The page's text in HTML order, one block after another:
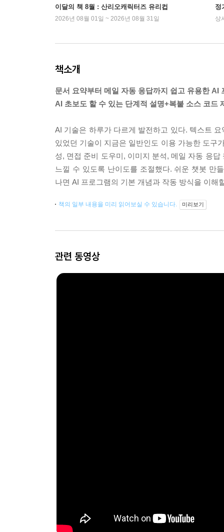
이달의 책 8월 : 산리오캐릭터즈 유리컵
2026년 08월 01일 ~ 2026년 08월 31일
정
상
책소개
문서 요약부터 메일 자동 응답까지 쉽고 유용한 AI
AI 초보도 할 수 있는 단계적 설명+복붙 소스 코드
AI 기술은 하루가 다르게 발전하고 있다. 텍스트
있었던 기술이 지금은 일반인도 이용 가능한 도구
성, 면접 준비 도우미, 이미지 분석, 메일 자동 응
느낄 수 있도록 난이도를 조절했다. 쉬운 챗봇 만
나면 AI 프로그램의 기본 개념과 작동 방식을 이해
책의 일부 내용을 미리 읽어보실 수 있습니다. 미리보기
관련 동영상